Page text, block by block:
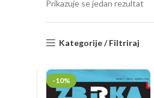
Prikazuje se jedan rezultat
Kategorije / Filtriraj
-10%